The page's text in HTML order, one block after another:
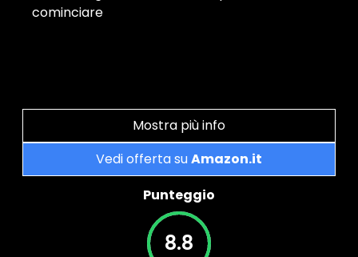
cominciare
Mostra più info
Vedi offerta suAmazon.it
Punteggio
8.8